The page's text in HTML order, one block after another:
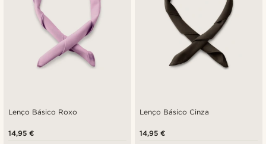
Lenço Básico Roxo
14,95 €
Lenço Básico Cinza
14,95 €